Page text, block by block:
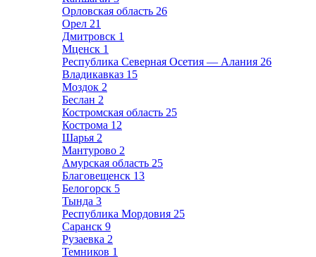
Орловская область 26
Орел 21
Дмитровск 1
Мценск 1
Республика Северная Осетия — Алания 26
Владикавказ 15
Моздок 2
Беслан 2
Костромская область 25
Кострома 12
Шарья 2
Мантурово 2
Амурская область 25
Благовещенск 13
Белогорск 5
Тында 3
Республика Мордовия 25
Саранск 9
Рузаевка 2
Темников 1